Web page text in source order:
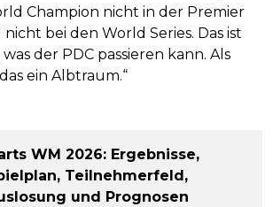
Champion nicht in der Premier
bei den World Series. Das ist
der PDC passieren kann. Als
ein Albtraum.“
WM 2026: Ergebnisse,
Teilnehmerfeld,
und Prognosen